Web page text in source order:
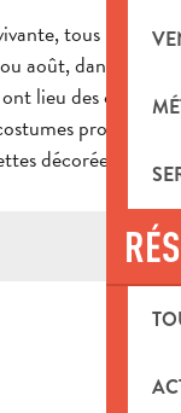
tous les
août, dans chaque
lieu des
provençaux
décorées…